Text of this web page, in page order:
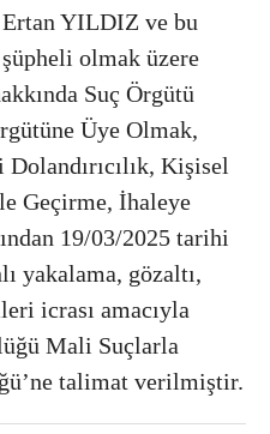
YILDIZ ve bu
olmak üzere
Suç Örgütü
Üye Olmak,
Kişisel
Geçirme, İhaleye
19/03/2025 tarihi
yakalama, gözaltı,
icrası amacıyla
Mali Suçlarla
talimat verilmiştir.